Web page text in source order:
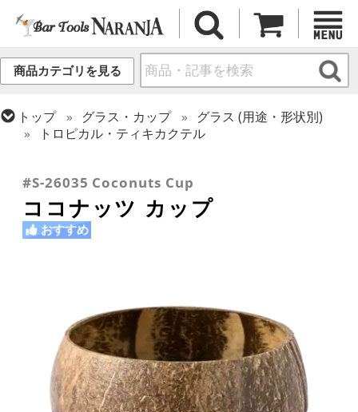
商品カテゴリを見る
トップ グラス・カップ
グラス (用途・形状別)
トロピカル・ティキカクテル
その他ブランド
#S-26035 Coconuts Cup
ココナッツ カップ
おすすめ